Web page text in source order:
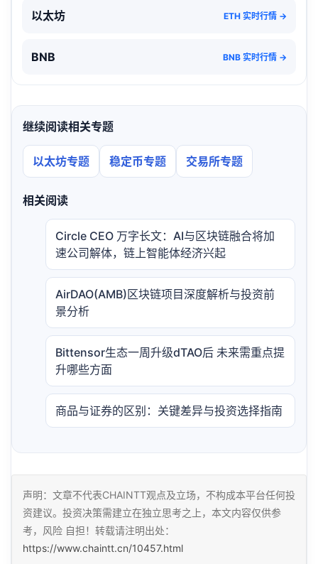
以太坊 ETH 实时行情 →
BNB BNB 实时行情 →
继续阅读相关专题
以太坊专题 稳定币专题 交易所专题
相关阅读
Circle CEO 万字长文：AI与区块链融合将加
速公司解体，链上智能体经济兴起
AirDAO(AMB)区块链项目深度解析与投资前
景分析
Bittensor生态一周升级dTAO后 未来需重点提
升哪些方面
商品与证券的区别：关键差异与投资选择指南
声明：文章不代表CHAINTT观点及立场，不构成本平台任何投
资建议。投资决策需建立在独立思考之上，本文内容仅供参
考，风险 自担！转载请注明出处：
https://www.chaintt.cn/10457.html